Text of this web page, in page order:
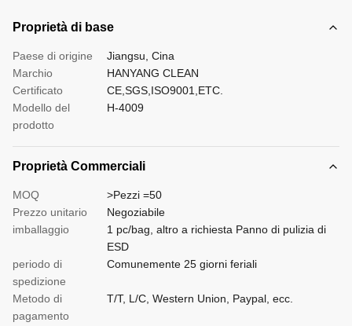
Proprietà di base
Paese di origine
Jiangsu, Cina
Marchio
HANYANG CLEAN
Certificato
CE,SGS,ISO9001,ETC.
Modello del
prodotto
H-4009
Proprietà Commerciali
MOQ
>Pezzi =50
Prezzo unitario
Negoziabile
imballaggio
1 pc/bag, altro a richiesta Panno di pulizia di
ESD
periodo di
spedizione
Comunemente 25 giorni feriali
Metodo di
pagamento
T/T, L/C, Western Union, Paypal, ecc.